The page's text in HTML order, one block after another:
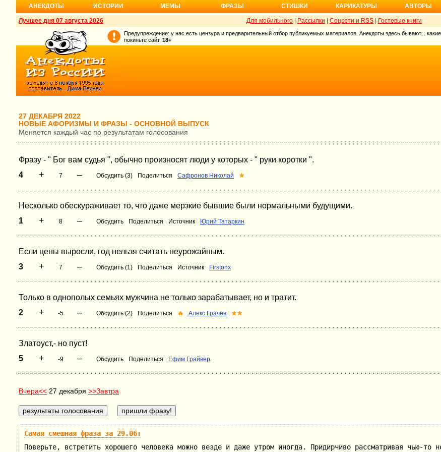
АНЕКДОТЫ ИСТОРИИ МЕМЫ ФРАЗЫ СТИШКИ КАРИКАТУРЫ АВТОРЫ
Лучшее дня 07 августа 2026 Для мобильного Рассылки Соцсети и RSS Гостевые книги
Предупреждение: у нас есть цензура и предварительный отбор публикуемых материалов. Анекдоты здесь бывают...
покиньте сайт. 18+
27 ДЕКАБРЯ 2022
НОВЫЕ АФОРИЗМЫ И ФРАЗЫ - ОСНОВНОЙ ВЫПУСК
Меняется каждый час по результатам голосования
Фразу - " Бог вам судья ", обычно произносят люди у которых - " руки коротки ".
4
+ 7 – Обсудить (3) Поделиться Сафронов Николай ★
Несколько обескураживает то, что даже мерзкие бывшие были нормальными будущими.
1
+ 8 – Обсудить Поделиться Источник Юрий Татаркин
Если цены выросли, год нельзя считать неурожайным.
3
+ 7 – Обсудить (1) Поделиться Источник Firstonx
Только в однополых семьях мужчина не только зарабатывает, но и тратит.
2
+ -5 – Обсудить (2) Поделиться 🔥 Алекс Грачев ★★
Златоуст,- но пуст!
5
+ -9 – Обсудить Поделиться Ефим Грайвер
Вчера<< 27 декабря >>Завтра
Самая смешная фраза за 29.06:
Поверьте, встретить хорошего человека можно везде и даже утром иногда. Придирчиво рассматривая чью-то